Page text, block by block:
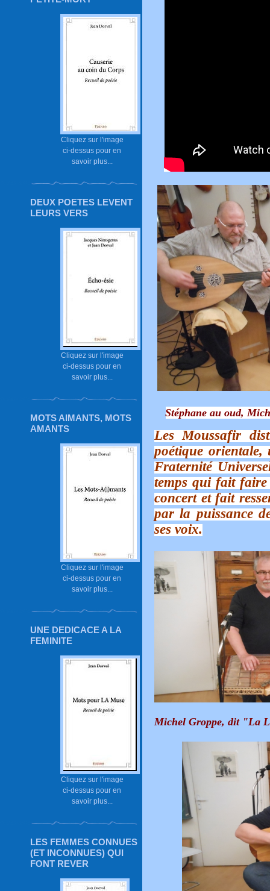
Cliquez sur l'image
ci-dessus pour en
savoir plus...
DEUX POETES LEVENT
LEURS VERS
Cliquez sur l'image
ci-dessus pour en
savoir plus...
MOTS AIMANTS, MOTS
AMANTS
Cliquez sur l'image
ci-dessus pour en
savoir plus...
UNE DEDICACE A LA
FEMINITE
Cliquez sur l'image
ci-dessus pour en
savoir plus...
LES FEMMES CONNUES
(ET INCONNUES) QUI
FONT REVER
Stéphane au oud,
Les Moussafir
poétique
Fraternité
temps qui fait faire
concert et fait
par la puissance
ses voix.
Michel Groppe, dit "La